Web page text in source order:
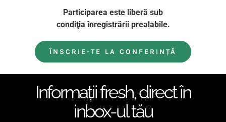
Participarea este liberă sub
condiţia înregistrării prealabile.
ÎNSCRIE-TE LA CONFERINŢĂ
Informaţii fresh, direct în
inbox-ul tău